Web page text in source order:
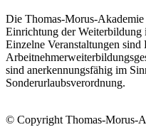
Die Thomas-Morus-Akademie
Einrichtung der
Einzelne Veranstaltungen
sind anerkennungsfähig im
Sonderurlaubsverordnung.
© Copyright Thomas-Morus-